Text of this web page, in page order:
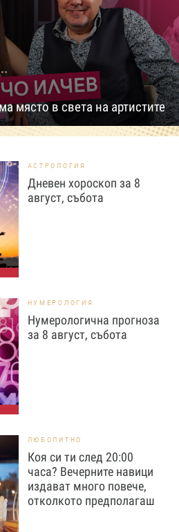
място в света на артистите
АСТРОЛОГИЯ
Дневен хороскоп за 8
август, събота
НУМЕРОЛОГИЯ
Нумерологична прогноза
за 8 август, събота
ЛЮБОПИТНО
Коя си ти след 20:00
часа? Вечерните навици
издават много повече,
отколкото предполагаш